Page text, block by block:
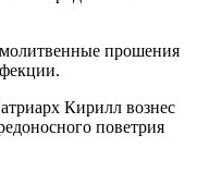
прошения
Кирилл вознес
поветрия